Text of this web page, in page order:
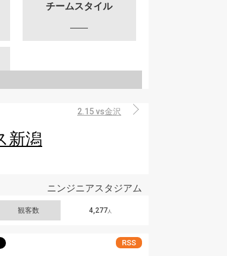
チームスタイル
2.15 vs金沢
新潟
ニンジニアスタジアム
観客数 4,277人
RSS